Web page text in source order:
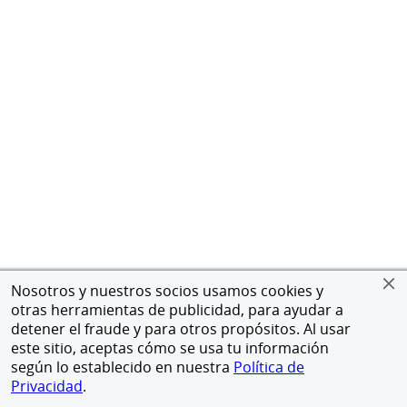
Nosotros y nuestros socios usamos cookies y
otras herramientas de publicidad, para ayudar a
detener el fraude y para otros propósitos. Al usar
este sitio, aceptas cómo se usa tu información
según lo establecido en nuestra Política de
Privacidad.